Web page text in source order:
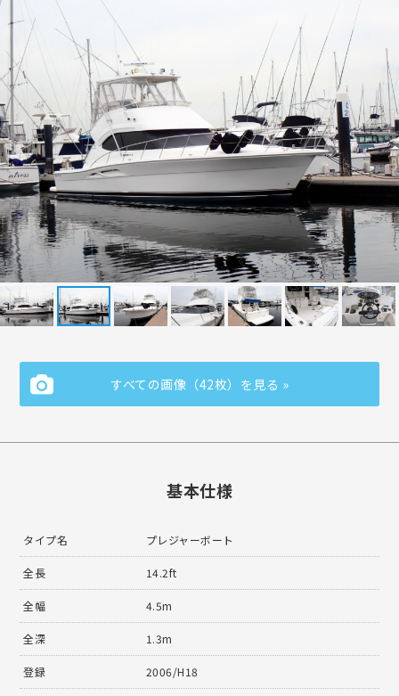
すべての画像（42枚）を見る »
基本仕様
タイプ名 プレジャーボート
全長 14.2ft
全幅 4.5m
全深 1.3m
登録 2006/H18